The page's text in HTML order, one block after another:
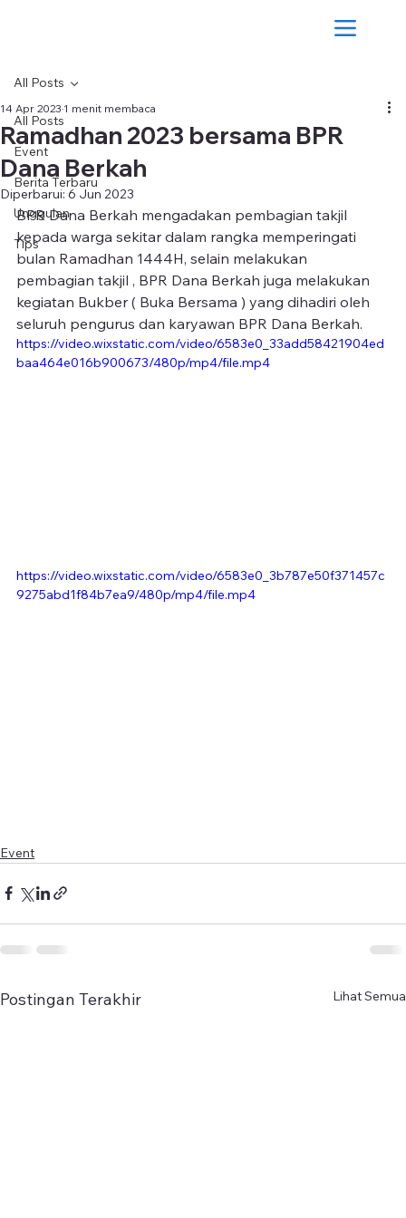
All Posts
Event
Berita Terbaru
Unggulan
Tips
All Posts
Ramadhan 2023 bersama BPR
Dana Berkah
14 Apr 2023 1 menit membaca
Diperbarui: 6 Jun 2023
BPR Dana Berkah mengadakan pembagian takjil
kepada warga sekitar dalam rangka memperingati
bulan Ramadhan 1444H, selain melakukan
pembagian takjil , BPR Dana Berkah juga melakukan
kegiatan Bukber ( Buka Bersama ) yang dihadiri oleh
seluruh pengurus dan karyawan BPR Dana Berkah.
https://video.wixstatic.com/video/6583e0_33add58421904ed
baa464e016b900673/480p/mp4/file.mp4
https://video.wixstatic.com/video/6583e0_3b787e50f371457c
9275abd1f84b7ea9/480p/mp4/file.mp4
Event
Postingan Terakhir Lihat Semua